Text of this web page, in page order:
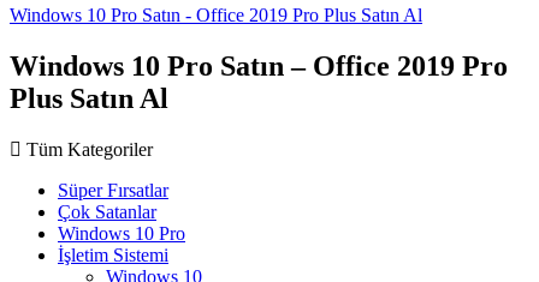
Windows 10 Pro Satın - Office 2019 Pro Plus Satın Al
Windows 10 Pro Satın – Office 2019 Pro
Plus Satın Al
Tüm Kategoriler
Süper Fırsatlar
Çok Satanlar
Windows 10 Pro
İşletim Sistemi
Windows 10